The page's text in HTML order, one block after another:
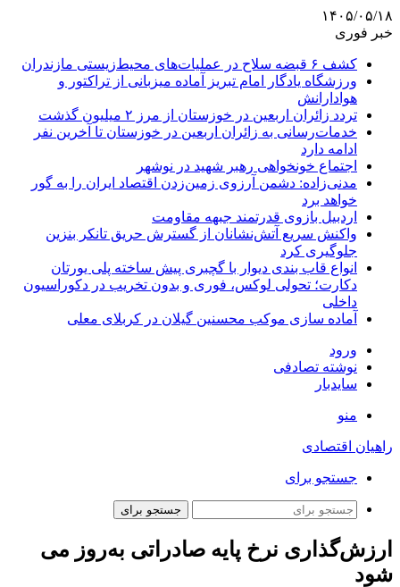
۱۴۰۵/۰۵/۱۸
خبر فوری
کشف ۶ قبضه سلاح در عملیات‌های محیط‌زیستی مازندران
ورزشگاه یادگار امام تبریز آماده میزبانی از تراکتور و
هوادارانش
تردد زائران اربعین در خوزستان از مرز ۲ میلیون گذشت
خدمات‌رسانی به زائران اربعین در خوزستان تا آخرین نفر
ادامه دارد
اجتماع خونخواهی رهبر شهید در نوشهر
مدنی‌زاده: دشمن آرزوی زمین‌زدن اقتصاد ایران را به گور
خواهد برد
اردبیل بازوی قدرتمند جبهه مقاومت
واکنش سریع آتش‌نشانان از گسترش حریق تانکر بنزین
جلوگیری کرد
انواع قاب بندی دیوار با گچبری پیش ساخته پلی یورتان
دکارت؛ تحولی لوکس، فوری و بدون تخریب در دکوراسیون
داخلی
آماده سازی موکب محسنین گیلان در کربلای معلی
ورود
نوشته تصادفی
سایدبار
منو
راهیان اقتصادی
جستجو برای
جستجو برای
ارزش‌گذاری نرخ پایه صادراتی به‌روز می
شود